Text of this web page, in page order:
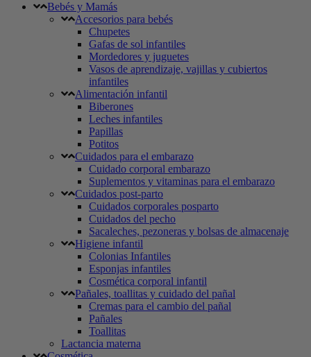
Bebés y Mamás
Accesorios para bebés
Chupetes
Gafas de sol infantiles
Mordedores y juguetes
Vasos de aprendizaje, vajillas y cubiertos
infantiles
Alimentación infantil
Biberones
Leches infantiles
Papillas
Potitos
Cuidados para el embarazo
Cuidado corporal embarazo
Suplementos y vitaminas para el embarazo
Cuidados post-parto
Cuidados corporales posparto
Cuidados del pecho
Sacaleches, pezoneras y bolsas de almacenaje
Higiene infantil
Colonias Infantiles
Esponjas infantiles
Cosmética corporal infantil
Pañales, toallitas y cuidado del pañal
Cremas para el cambio del pañal
Pañales
Toallitas
Lactancia materna